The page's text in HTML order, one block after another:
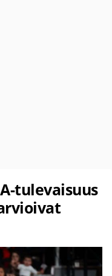
tulevaisuus